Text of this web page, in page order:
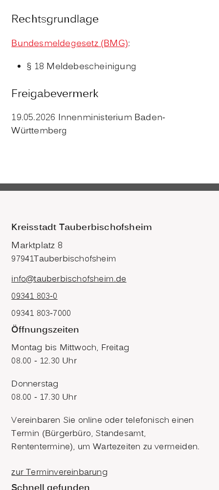
Rechtsgrundlage
Bundesmeldegesetz (BMG):
§ 18 Meldebescheinigung
Freigabevermerk
19.05.2026 Innenministerium Baden-
Württemberg
Kreisstadt Tauberbischofsheim
Marktplatz 8
97941Tauberbischofsheim
info@tauberbischofsheim.de
09341 803-0
09341 803-7000
Öffnungszeiten
Montag bis Mittwoch, Freitag
08.00 - 12.30 Uhr
Donnerstag
08.00 - 17.30 Uhr
Vereinbaren Sie online oder telefonisch einen
Termin (Bürgerbüro, Standesamt,
Rententermine), um Wartezeiten zu vermeiden.
zur Terminvereinbarung